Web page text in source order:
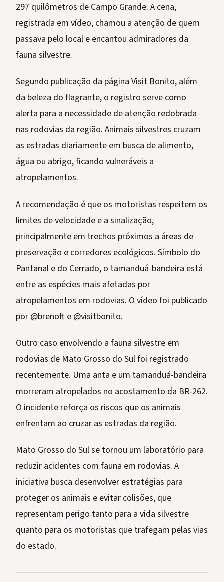
297 quilômetros de Campo Grande. A cena,
registrada em vídeo, chamou a atenção de quem
passava pelo local e encantou admiradores da
fauna silvestre.
Segundo publicação da página Visit Bonito, além
da beleza do flagrante, o registro serve como
alerta para a necessidade de atenção redobrada
nas rodovias da região. Animais silvestres cruzam
as estradas diariamente em busca de alimento,
água ou abrigo, ficando vulneráveis a
atropelamentos.
A recomendação é que os motoristas respeitem os
limites de velocidade e a sinalização,
principalmente em trechos próximos a áreas de
preservação e corredores ecológicos. Símbolo do
Pantanal e do Cerrado, o tamanduá-bandeira está
entre as espécies mais afetadas por
atropelamentos em rodovias. O vídeo foi publicado
por @brenoft e @visitbonito.
Outro caso envolvendo a fauna silvestre em
rodovias de Mato Grosso do Sul foi registrado
recentemente. Uma anta e um tamanduá-bandeira
morreram atropelados no acostamento da BR-262.
O incidente reforça os riscos que os animais
enfrentam ao cruzar as estradas da região.
Mato Grosso do Sul se tornou um laboratório para
reduzir acidentes com fauna em rodovias. A
iniciativa busca desenvolver estratégias para
proteger os animais e evitar colisões, que
representam perigo tanto para a vida silvestre
quanto para os motoristas que trafegam pelas vias
do estado.